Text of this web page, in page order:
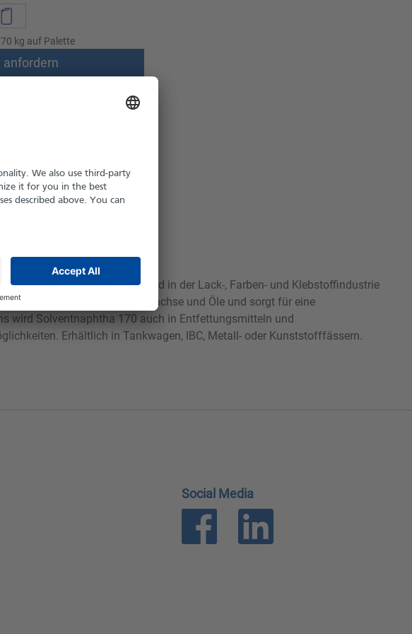
kg auf Palette
anfordern
und die Schweiz möglich
Siedebereich. Es wird in der Lack-, Farben- und Klebstoffindustrie
Löseleistung für Harze, Wachse und Öle und sorgt für eine
wird Solventnaphtha 170 auch in Entfettungsmitteln und
Erhältlich in Tankwagen, IBC, Metall- oder Kunststofffässern.
Social Media